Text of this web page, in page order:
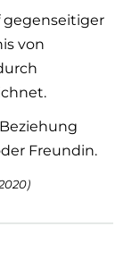
gegenseitiger
von
Freundin.